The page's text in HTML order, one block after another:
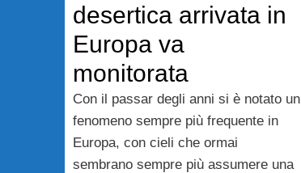
desertica arrivata in
Europa va
monitorata
Con il passar degli anni si è notato un
fenomeno sempre più frequente in
Europa, con cieli che ormai
sembrano sempre più assumere una